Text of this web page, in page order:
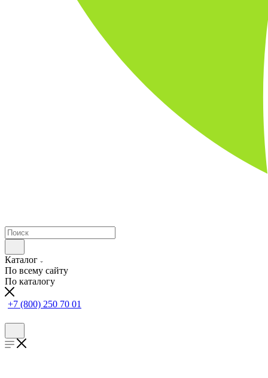
Каталог
По всему сайту
По каталогу
+7 (800) 250 70 01